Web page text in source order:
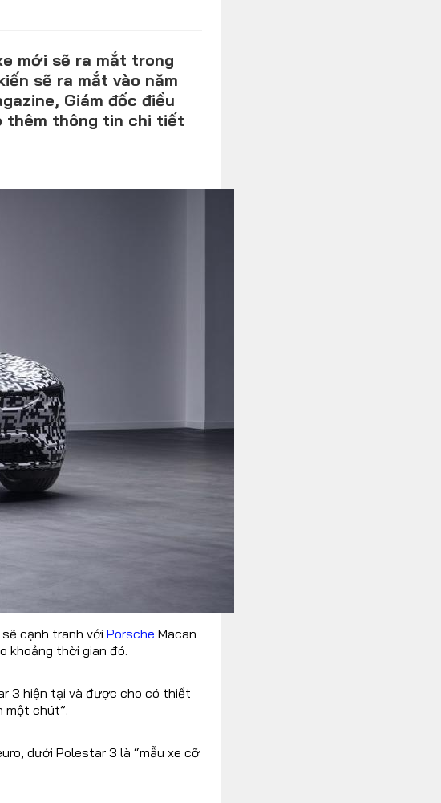
F1 Hà Nội
mới sẽ ra mắt trong
​​sẽ ra mắt vào năm
Giám đốc điều
thêm thông tin chi tiết
cạnh tranh với Porsche Macan
khoảng thời gian đó.
3 hiện tại và được cho có thiết
một chút”.
dưới Polestar 3 là “mẫu xe cỡ